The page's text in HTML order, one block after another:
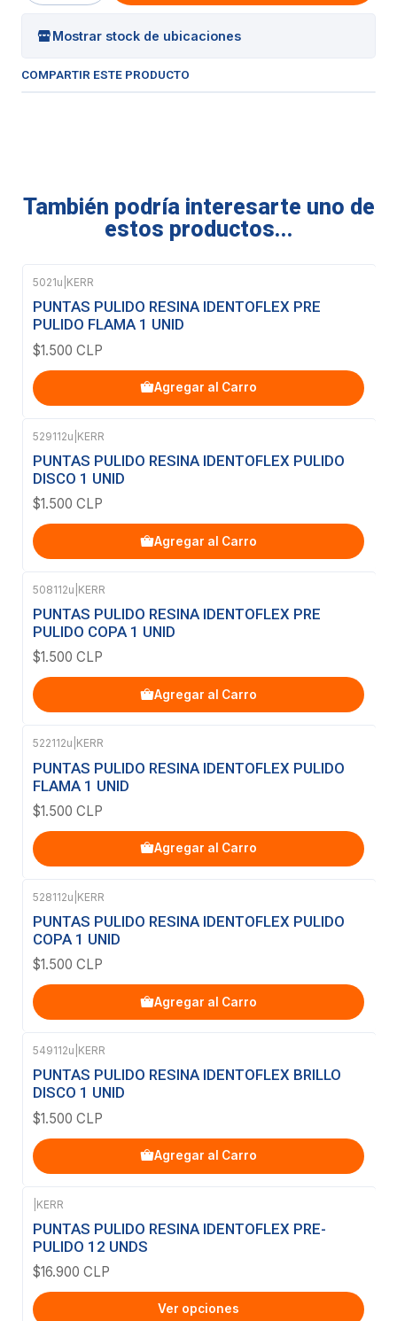
Mostrar stock de ubicaciones
COMPARTIR ESTE PRODUCTO
También podría interesarte uno de
estos productos...
5021u KERR
PUNTAS PULIDO RESINA IDENTOFLEX PRE
PULIDO FLAMA 1 UNID
$1.500 CLP
Agregar al Carro
529112u KERR
PUNTAS PULIDO RESINA IDENTOFLEX PULIDO
DISCO 1 UNID
$1.500 CLP
Agregar al Carro
508112u KERR
PUNTAS PULIDO RESINA IDENTOFLEX PRE
PULIDO COPA 1 UNID
$1.500 CLP
Agregar al Carro
522112u KERR
PUNTAS PULIDO RESINA IDENTOFLEX PULIDO
FLAMA 1 UNID
$1.500 CLP
Agregar al Carro
528112u KERR
PUNTAS PULIDO RESINA IDENTOFLEX PULIDO
COPA 1 UNID
$1.500 CLP
Agregar al Carro
549112u KERR
PUNTAS PULIDO RESINA IDENTOFLEX BRILLO
DISCO 1 UNID
$1.500 CLP
Agregar al Carro
KERR
PUNTAS PULIDO RESINA IDENTOFLEX PRE-
PULIDO 12 UNDS
$16.900 CLP
Ver opciones